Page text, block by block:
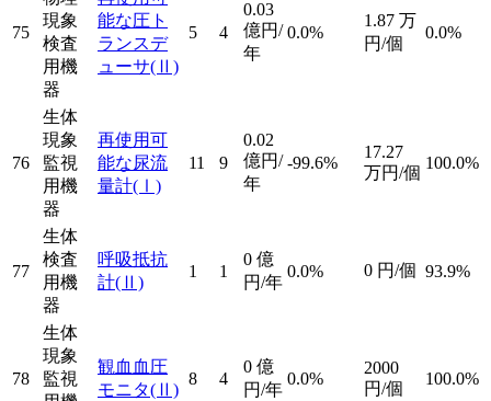
75
現象
検査
用機
器
能な圧ト
ランスデ
ューサ(Ⅱ)
5 4
0.03
億円/
年
0.0%
1.87 万
円/個
0.0%
76
生体
現象
監視
用機
器
再使用可
能な尿流
量計(Ⅰ)
11 9
0.02
億円/
年
-99.6%
17.27
万円/個
100.0%
77
生体
検査
用機
器
呼吸抵抗
計(Ⅱ)
1 1
0 億
円/年
0.0% 0 円/個 93.9%
78
生体
現象
監視
観血血圧
モニタ(Ⅱ)
8 4
0 億
円/年
0.0%
2000
円/個
100.0%